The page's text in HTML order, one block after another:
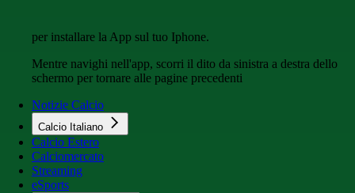
per installare la App sul tuo Iphone.
Mentre navighi nell'app, scorri il dito da sinistra a destra dello
schermo per tornare alle pagine precedenti
Notizie Calcio
Calcio Italiano
Calcio Estero
Calciomercato
Streaming
eSports